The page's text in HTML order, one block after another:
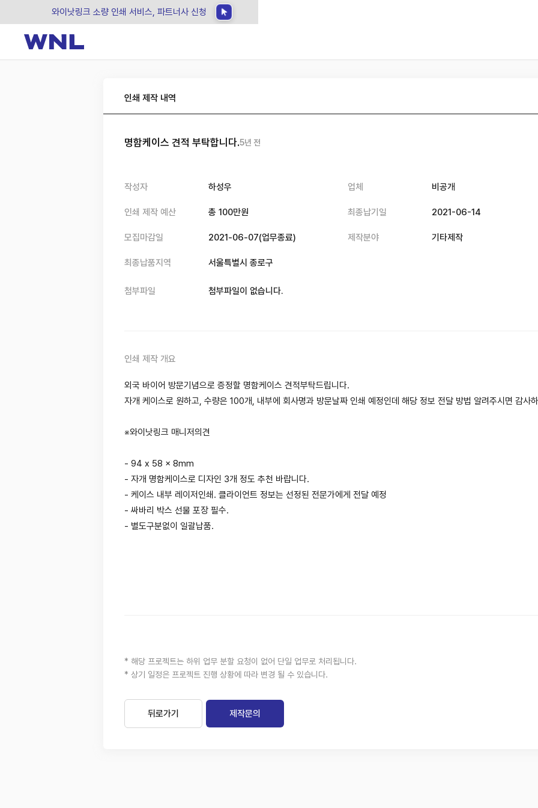
와이낫링크 소량 인쇄 서비스, 파트너사 신청
인쇄 제작 내역
명함케이스 견적 부탁합니다.5년 전
작성자 하성우 업체 비공개
인쇄 제작 예산 총 100만원 최종납기일 2021-06-14
모집마감일 2021-06-07(업무종료) 제작분야 기타제작
최종납품지역 서울특별시 종로구
첨부파일 첨부파일이 없습니다.
인쇄 제작 개요
외국 바이어 방문기념으로 증정할 명함케이스 견적부탁드립니다.
자개 케이스로 원하고, 수량은 100개, 내부에 회사명과 방문날짜 인쇄 예정인데 해당 정보 전달 방법 알려주시면 감사
※와이낫링크 매니저의견
- 94 x 58 x 8mm
- 자개 명함케이스로 디자인 3개 정도 추천 바랍니다.
- 케이스 내부 레이저인쇄. 클라이언트 정보는 선정된 전문가에게 전달 예정
- 싸바리 박스 선물 포장 필수.
- 별도구분없이 일괄납품.
* 해당 프로젝트는 하위 업무 분할 요청이 없어 단일 업무로 처리됩니다.
* 상기 일정은 프로젝트 진행 상황에 따라 변경 될 수 있습니다.
뒤로가기 제작문의